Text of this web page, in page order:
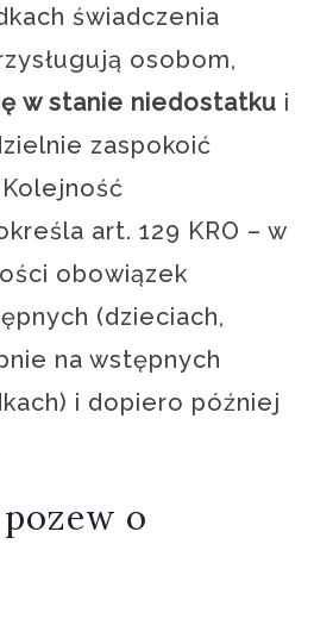
świadczenia
osobom,
w stanie niedostatku i
zaspokoić
art. 129 KRO – w
obowiązek
(dzieciach,
na wstępnych
i dopiero później
o